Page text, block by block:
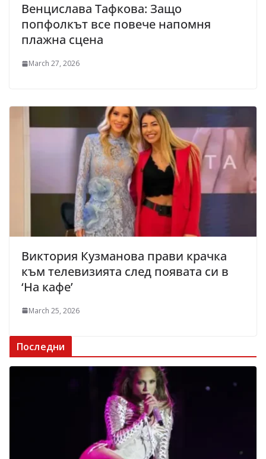
Венцислава Тафкова: Защо
попфолкът все повече напомня
плажна сцена
March 27, 2026
Виктория Кузманова прави крачка
към телевизията след появата си в
‘На кафе’
March 25, 2026
Последни